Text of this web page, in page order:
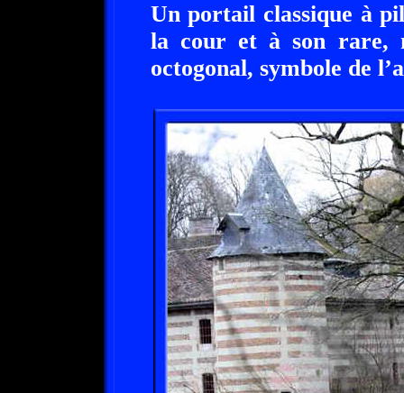
Un portail classique à
la cour et à son rare,
octogonal, symbole de